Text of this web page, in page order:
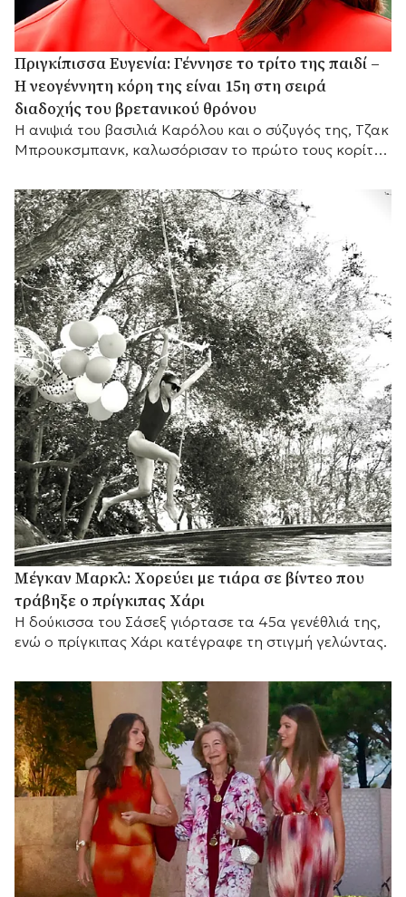
Πριγκίπισσα Ευγενία: Γέννησε το τρίτο της παιδί –
Η νεογέννητη κόρη της είναι 15η στη σειρά
διαδοχής του βρετανικού θρόνου
Η ανιψιά του βασιλιά Καρόλου και ο σύζυγός της, Τζακ
Μπρουκσμπανκ, καλωσόρισαν το πρώτο τους κορίτσι,
διαδοχής του βρετανικού θρόνου.
Μέγκαν Μαρκλ: Χορεύει με τιάρα σε βίντεο που
τράβηξε ο πρίγκιπας Χάρι
Η δούκισσα του Σάσεξ γιόρτασε τα 45α γενέθλιά της,
ενώ ο πρίγκιπας Χάρι κατέγραφε τη στιγμή γελώντας.